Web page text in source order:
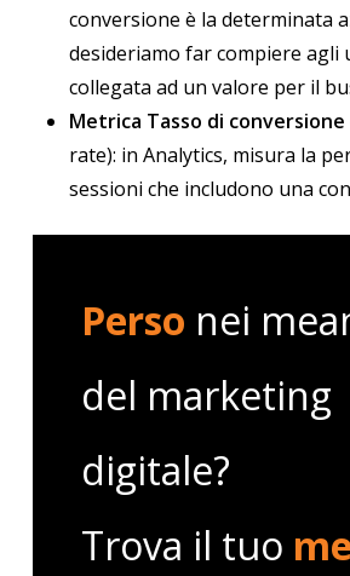
conversione è la determinata
desideriamo far compiere agli
collegata ad un valore per il
Metrica Tasso di conversione
rate): in Analytics, misura la
sessioni che includono una
Perso nei
del marketing
digitale?
Trova il tuo